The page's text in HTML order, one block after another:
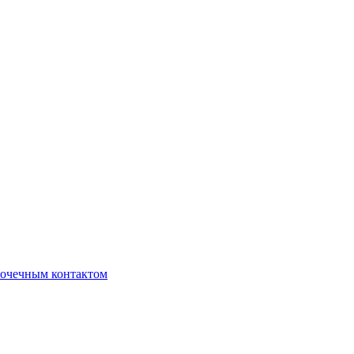
контактом